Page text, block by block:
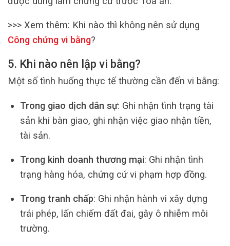
>>> Xem thêm: Khi nào thì không nên sử dụng
Công chứng vi bằng?
5. Khi nào nên lập vi bằng?
Một số tình huống thực tế thường cần đến vi bằng:
Trong giao dịch dân sự: Ghi nhận tình trạng tài
sản khi bàn giao, ghi nhận việc giao nhận tiền,
tài sản.
Trong kinh doanh thương mại: Ghi nhận tình
trạng hàng hóa, chứng cứ vi phạm hợp đồng.
Trong tranh chấp: Ghi nhận hành vi xây dựng
trái phép, lấn chiếm đất đai, gây ô nhiễm môi
trường.